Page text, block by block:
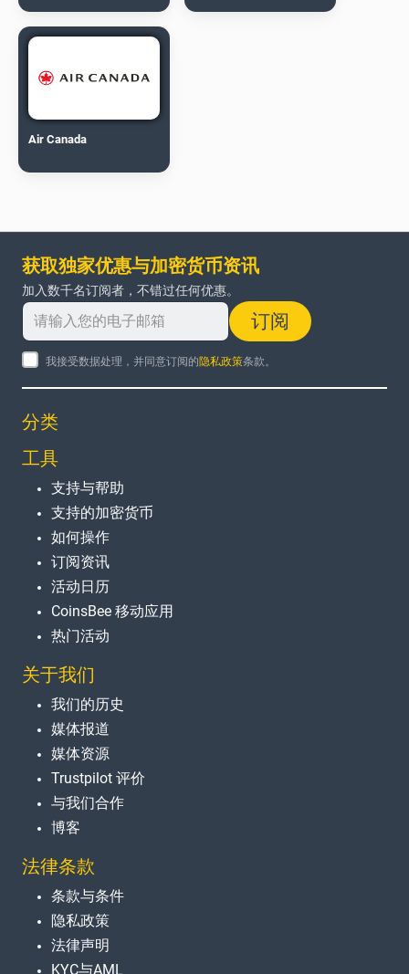
Air Canada
获取独家优惠与加密货币资讯
加入数千名订阅者，不错过任何优惠。
订阅
我接受数据处理，并同意订阅的隐私政策条款。
分类
工具
支持与帮助
支持的加密货币
如何操作
订阅资讯
活动日历
CoinsBee 移动应用
热门活动
关于我们
我们的历史
媒体报道
媒体资源
Trustpilot 评价
与我们合作
博客
法律条款
条款与条件
隐私政策
法律声明
KYC与AML